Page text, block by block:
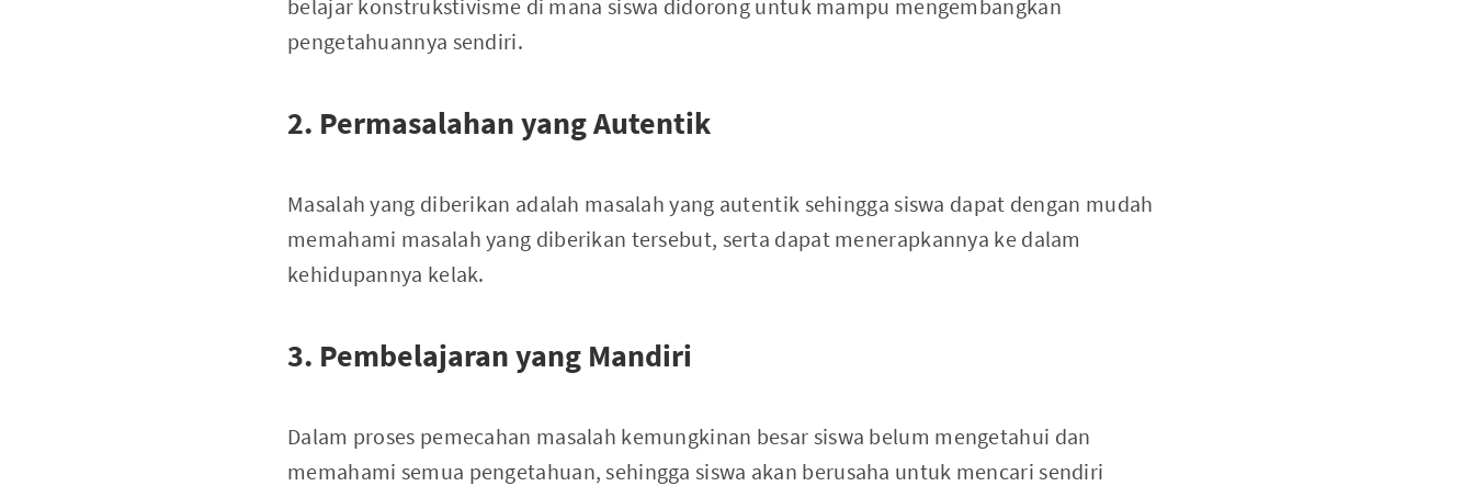
belajar konstrukstivisme di mana siswa didorong untuk mampu mengembangkan
pengetahuannya sendiri.
2. Permasalahan yang Autentik
Masalah yang diberikan adalah masalah yang autentik sehingga siswa dapat dengan mudah
memahami masalah yang diberikan tersebut, serta dapat menerapkannya ke dalam
kehidupannya kelak.
3. Pembelajaran yang Mandiri
Dalam proses pemecahan masalah kemungkinan besar siswa belum mengetahui dan
memahami semua pengetahuan, sehingga siswa akan berusaha untuk mencari sendiri